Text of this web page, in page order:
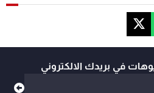
في بريدك الالكتروني